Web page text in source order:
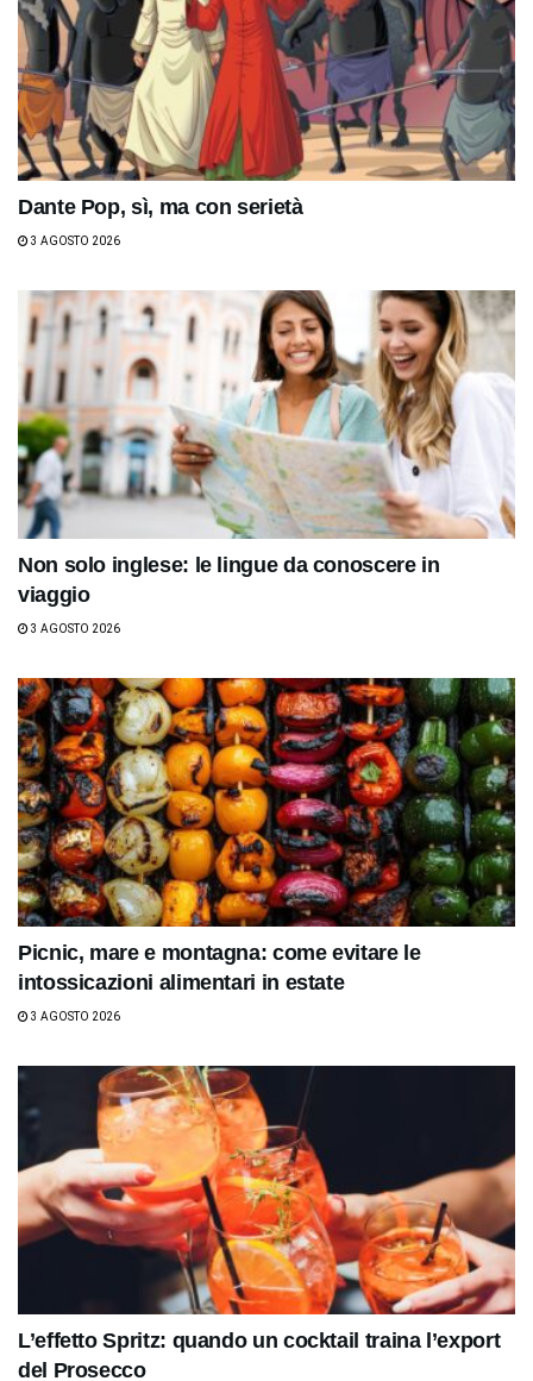
Dante Pop, sì, ma con serietà
3 AGOSTO 2026
Non solo inglese: le lingue da conoscere in
viaggio
3 AGOSTO 2026
Picnic, mare e montagna: come evitare le
intossicazioni alimentari in estate
3 AGOSTO 2026
L’effetto Spritz: quando un cocktail traina l’export
del Prosecco